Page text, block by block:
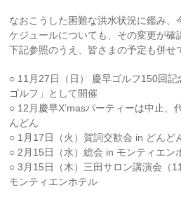
なおこうした困難な洪水状況に鑑み、
ケジュールについても、その変更が確
下記参照のうえ、皆さまの予定も併せ
○ 11月27日（日） 慶早ゴルフ150回記
ゴルフ」として開催
○ 12月慶早X’masパーティーは中止、
んどん
○ 1月17日（火）賀詞交歓会 in どんど
○ 2月15日（水）総会 in モンティエン
○ 3月15日（木）三田サロン講演会（
モンティエンホテル